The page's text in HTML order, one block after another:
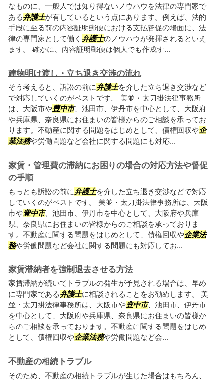
なものに、一般人では知り得ないノウハウを法律の専門家で
ある弁護士が有しているという点にあります。例えば、法的
手段に至る前の内容証明郵便における支払督促の場面に、法
律の専門家として働く 弁護士のノウハウが発揮されるといえ
ます。 確かに、内容証明郵便は個人でも作成す...
建物明け渡し・立ち退き交渉の流れ
そう考えると、訴訟の前に弁護士を介した立ち退き交渉など
で対応していくのがベストです。 美並・太刀掛法律事務所
は、大阪市や豊中市、池田市、伊丹市を中心として、大阪府
や兵庫県、奈良県にお住まいの皆様からのご相談を承ってお
ります。不動産に関する問題をはじめとして、債権回収や企
業法務や労働問題など会社に関する問題にも対応...
家賃・管理費の滞納にお困りの場合の対応方法や督促
の手順
もっとも訴訟の前に弁護士を介した立ち退き交渉などで対応
していくのがベストです。 美並・太刀掛法律事務所は、大阪
市や豊中市、池田市、伊丹市を中心として、大阪府や兵庫
県、奈良県にお住まいの皆様からのご相談を承っておりま
す。不動産に関する問題をはじめとして、債権回収や企業法
務や労働問題など会社に関する問題にも対応してお...
家賃滞納者を強制退去させる方法
家賃滞納が続いてトラブルの発生が予見される場合は、早め
に専門家である弁護士に相談されることをお勧めします。 美
並・太刀掛法律事務所は、大阪市や豊中市、池田市、伊丹市
を中心として、大阪府や兵庫県、奈良県にお住まいの皆様か
らのご相談を承っております。不動産に関する問題をはじめ
として、債権回収や企業法務や労働問題など会...
不動産の相続トラブル
そのため、不動産の相続トラブルが生じた場合はもちろん、